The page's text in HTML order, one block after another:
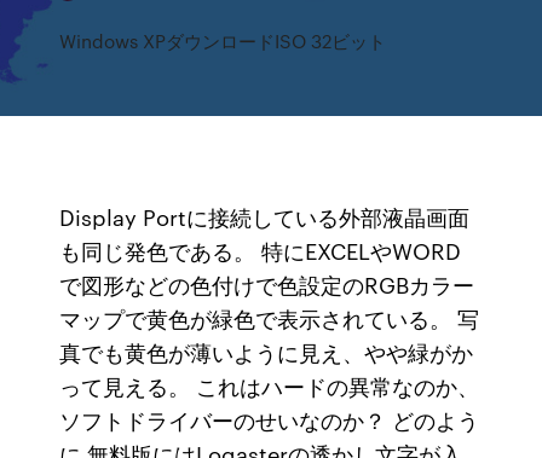
Windows XPダウンロードISO 32ビット
Display Portに接続している外部液晶画面
も同じ発色である。 特にEXCELやWORD
で図形などの色付けで色設定のRGBカラー
マップで黄色が緑色で表示されている。 写
真でも黄色が薄いように見え、やや緑がか
って見える。 これはハードの異常なのか、
ソフトドライバーのせいなのか？ どのよう